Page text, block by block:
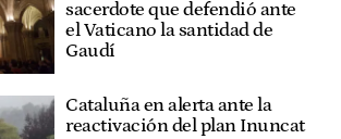
sacerdote que defendió ante
el Vaticano la santidad de
Gaudí
Cataluña en alerta ante la
reactivación del plan Inuncat